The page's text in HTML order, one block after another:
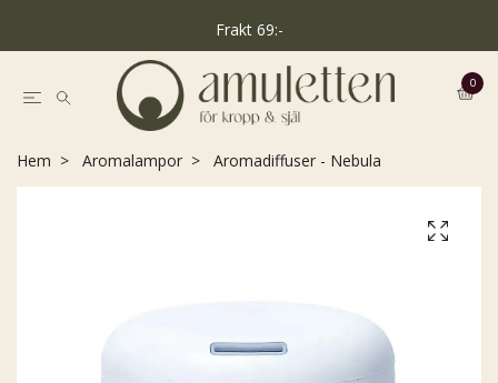
Frakt 69:-
0
Hem Aromalampor Aromadiffuser - Nebula